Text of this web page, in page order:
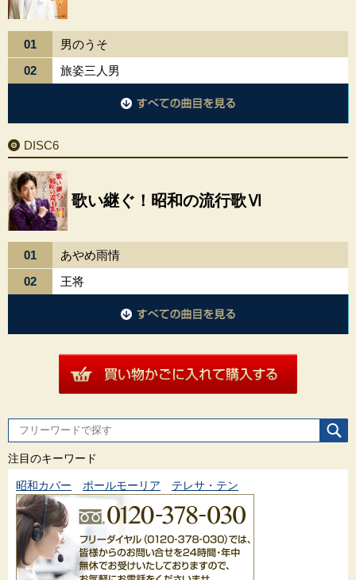
01
男のうそ
02
旅姿三人男
DISC6
歌い継ぐ！昭和の流行歌Ⅵ
01
あやめ雨情
02
王将
注目のキーワード
昭和カバー ポールモーリア テレサ・テン